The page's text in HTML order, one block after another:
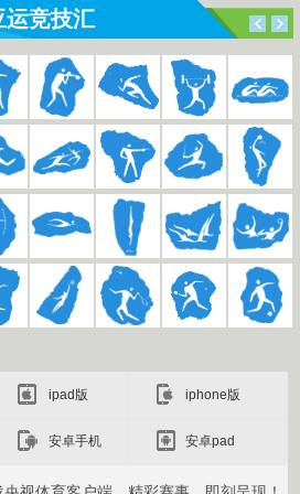
运竞技汇
ipad版 iphone版
安卓手机 安卓pad